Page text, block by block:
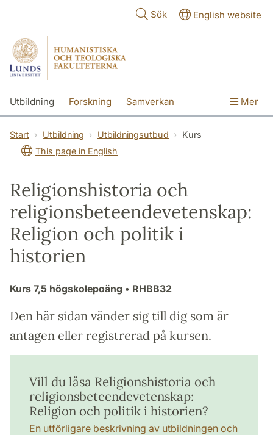
Sök English website
Utbildning Forskning Samverkan Mer
Start Utbildning Utbildningsutbud
Kurs
This page in English
Religionshistoria och
religionsbeteendevetenskap:
Religion och politik i
historien
Kurs 7,5 högskolepoäng • RHBB32
Den här sidan vänder sig till dig som är
antagen eller registrerad på kursen.
Vill du läsa Religionshistoria och
religionsbeteendevetenskap:
Religion och politik i historien?
En utförligare beskrivning av utbildningen och